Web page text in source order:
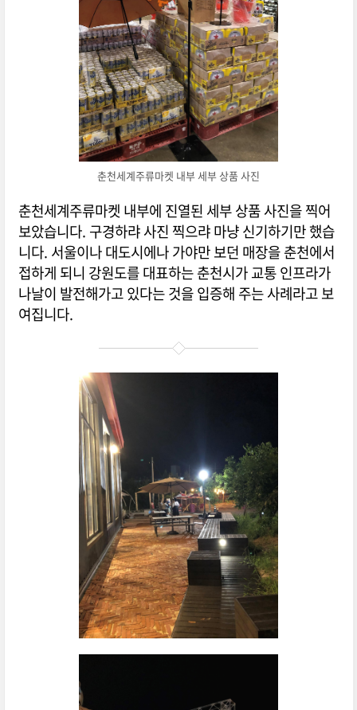
춘천세계주류마켓 내부 세부 상품 사진
춘천세계주류마켓 내부에 진열된 세부 상품 사진을 찍어
보았습니다. 구경하랴 사진 찍으랴 마냥 신기하기만 했습
니다. 서울이나 대도시에나 가야만 보던 매장을 춘천에서
접하게 되니 강원도를 대표하는 춘천시가 교통 인프라가
나날이 발전해가고 있다는 것을 입증해 주는 사례라고 보
여집니다.